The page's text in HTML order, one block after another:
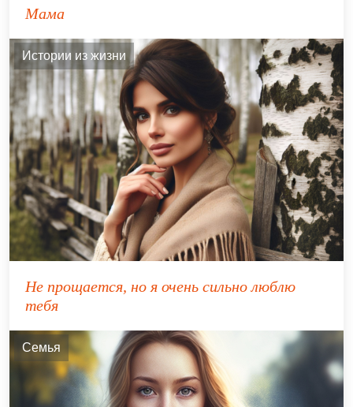
Мама
Истории из жизни
Не прощается, но я очень сильно люблю
тебя
Семья